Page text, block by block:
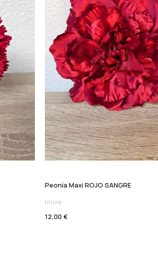
Peonía Maxi ROJO SANGRE
Inicio
12,00 €